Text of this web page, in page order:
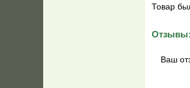
Товар
Отзывы:
Ваш